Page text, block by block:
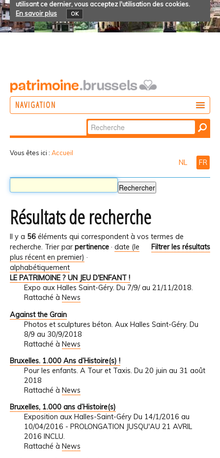
utilisant ce dernier, vous acceptez l'utilisation des cookies.
En savoir plus
OK
NAVIGATION
Chercher par
Recherche
Vous êtes ici : Accueil
NL FR
Résultats de recherche
Il y a 56 éléments qui correspondent à vos termes de
recherche.
Filtrer les résultats
Trier par pertinence · date (le
plus récent en premier) ·
alphabétiquement
LE PATRIMOINE ? UN JEU D'ENFANT !
Expo aux Halles Saint-Géry. Du 7/9/ au 21/11/2018.
Rattaché à News
Against the Grain
Photos et sculptures béton. Aux Halles Saint-Géry. Du
8/9 au 30/9/2018
Rattaché à News
Bruxelles. 1.000 Ans d’Histoire(s) !
Pour les enfants. A Tour et Taxis. Du 20 juin au 31 août
2018
Rattaché à News
Bruxelles, 1.000 ans d’Histoire(s)
Exposition aux Halles-Saint-Géry Du 14/1/2016 au
10/04/2016 - PROLONGATION JUSQU'AU 21 AVRIL
2016 INCLU.
Rattaché à News